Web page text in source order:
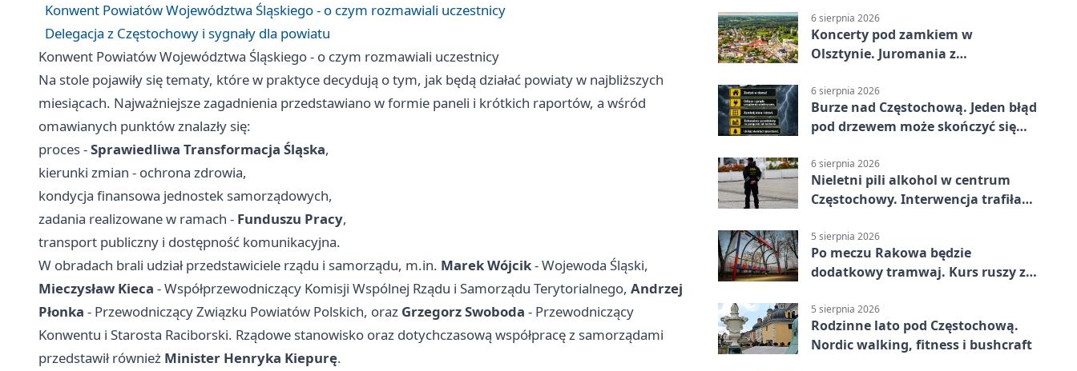
Konwent Powiatów Województwa Śląskiego - o czym rozmawiali uczestnicy
Delegacja z Częstochowy i sygnały dla powiatu
Konwent Powiatów Województwa Śląskiego - o czym rozmawiali uczestnicy
Na stole pojawiły się tematy, które w praktyce decydują o tym, jak będą działać powiaty w najbliższych
miesiącach. Najważniejsze zagadnienia przedstawiano w formie paneli i krótkich raportów, a wśród
omawianych punktów znalazły się:
proces -Sprawiedliwa Transformacja Śląska,
kierunki zmian - ochrona zdrowia,
kondycja finansowa jednostek samorządowych,
zadania realizowane w ramach - Funduszu Pracy,
transport publiczny i dostępność komunikacyjna.
W obradach brali udział przedstawiciele rządu i samorządu, m.in. Marek Wójcik- Wojewoda Śląski,
Mieczysław Kieca - Współprzewodniczący Komisji Wspólnej Rządu i Samorządu Terytorialnego, Andrzej
Płonka - Przewodniczący Związku Powiatów Polskich, oraz Grzegorz Swoboda - Przewodniczący
Konwentu i Starosta Raciborski. Rządowe stanowisko oraz dotychczasową współpracę z samorządami
przedstawił również Minister Henryka Kiepurę.
6 sierpnia 2026
Koncerty pod zamkiem w
Olsztynie. Juromania z
6 sierpnia 2026
Burze nad Częstochową. Jeden błąd
pod drzewem może skończyć się
6 sierpnia 2026
Nieletni pili alkohol w centrum
Częstochowy. Interwencja trafiła
5 sierpnia 2026
Po meczu Rakowa będzie
dodatkowy tramwaj. Kurs ruszy ze
5 sierpnia 2026
Rodzinne lato pod Częstochową.
Nordic walking, fitness i bushcraft